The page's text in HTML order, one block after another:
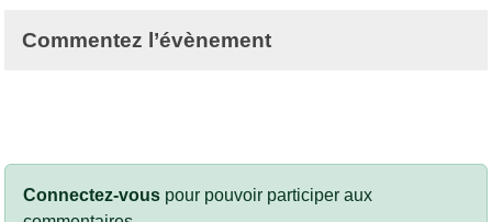
Commentez l’évènement
Connectez-vous pour pouvoir participer aux